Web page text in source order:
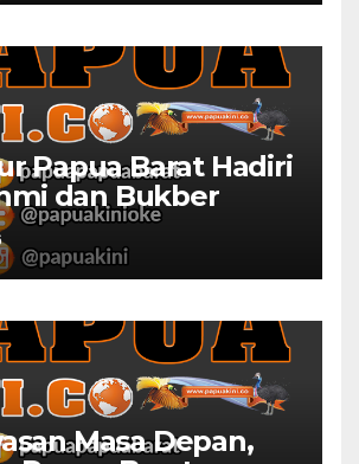
Papua Barat Hadiri
dan Bukber
DPR RI dan
di IPDN
Masa Depan,